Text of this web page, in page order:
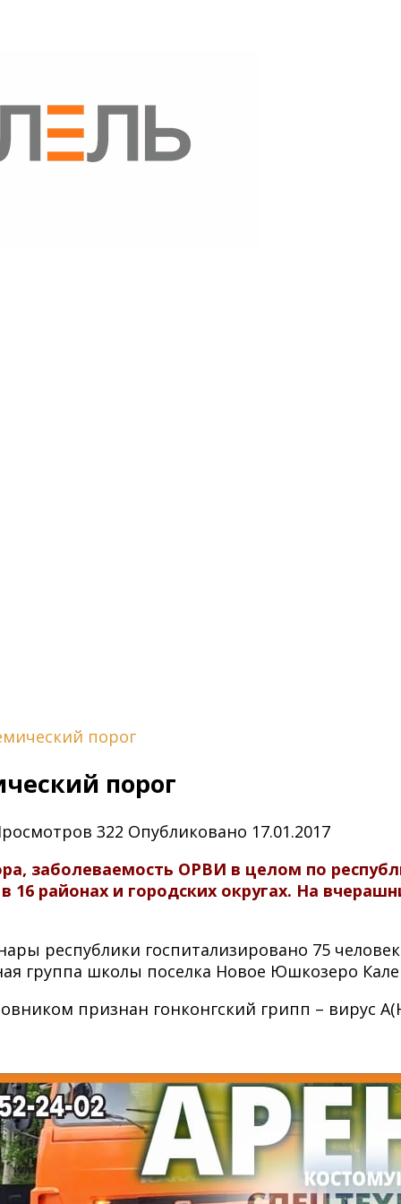
порог
порог
322 Опубликовано 17.01.2017
заболеваемость ОРВИ в целом по
районах и городских округах. На
республики госпитализировано 75
группа школы поселка Новое Юшкозеро
признан гонконгский грипп – вирус